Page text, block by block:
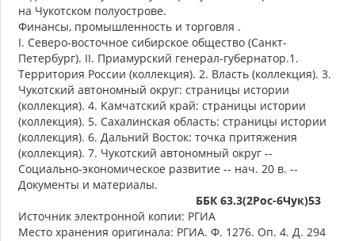
на Чукотском полуострове.
Финансы, промышленность и торговля .
I. Северо-восточное сибирское общество (Санкт-
Петербург). II. Приамурский генерал-губернатор.1.
Территория России (коллекция). 2. Власть (коллекция). 3.
Чукотский автономный округ: страницы истории
(коллекция). 4. Камчатский край: страницы истории
(коллекция). 5. Сахалинская область: страницы истории
(коллекция). 6. Дальний Восток: точка притяжения
(коллекция). 7. Чукотский автономный округ --
Социально-экономическое развитие -- нач. 20 в. --
Документы и материалы.
ББК 63.3(2Рос-6Чук)53
Источник электронной копии: РГИА
Место хранения оригинала: РГИА. Ф. 1276. Оп. 4. Д. 294